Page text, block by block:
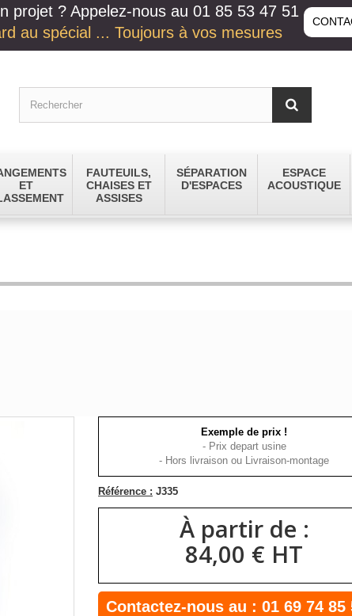
projet ? Appelez-nous au 01 85 53 47 51
au spécial ... Toujours à vos mesures
ET
FAUTEUILS,
CHAISES ET
ASSISES
SÉPARATION
D'ESPACES
ESPACE
ACOUSTIQUE
Exemple de prix !
- Prix depart usine
- Hors livraison ou Livraison-montage
Référence : J335
À partir de :
84,00 € HT
Contactez-nous au : 01 69 74 85